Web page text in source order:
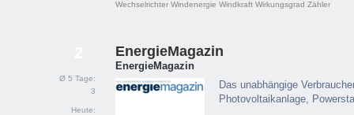
Wechselrichter Windenergie Windkraft Wirkungsgrad Zähler
Ø 5 Tage:
3
Heute:
EnergieMagazin
EnergieMagazin
Das unabhängige
Photovoltaikanlage,